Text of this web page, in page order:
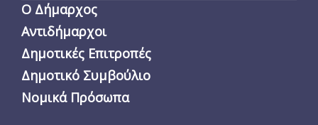
Ο Δήμαρχος
Αντιδήμαρχοι
Δημοτικές Επιτροπές
Δημοτικό Συμβούλιο
Νομικά Πρόσωπα